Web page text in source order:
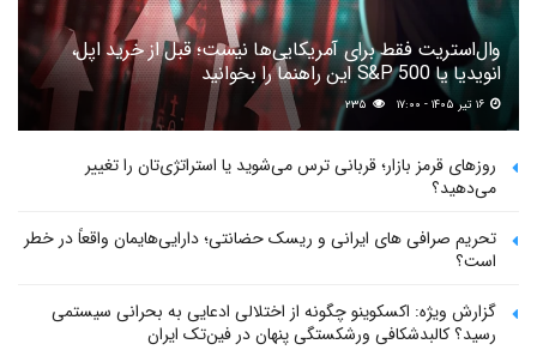
وال‌استریت فقط برای آمریکایی‌ها نیست؛ قبل از خرید اپل،
انویدیا یا S&P 500 این راهنما را بخوانید
۲۳۵
روزهای قرمز بازار؛ قربانی ترس می‌شوید یا استراتژی‌تان را تغییر
می‌دهید؟
تحریم صرافی های ایرانی و ریسک حضانتی؛ دارایی‌هایمان واقعاً در خطر
است؟
گزارش ویژه: اکسکوینو چگونه از اختلالی ادعایی به بحرانی سیستمی
رسید؟ کالبدشکافی ورشکستگی پنهان در فین‌تک ایران